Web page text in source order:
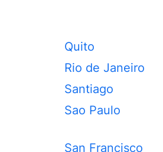
Quito
Rio de Janeiro
Santiago
Sao Paulo
San Francisco